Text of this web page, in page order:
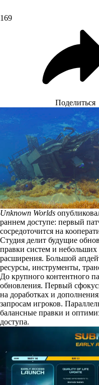
169
Поделиться
Unknown Worlds
раннем доступе: первый
сосредоточится на
Студия делит будущие
правки систем и
расширения. Большой
ресурсы, инструменты,
До крупного контентного
обновления. Первый
на доработках и
запросам игроков.
балансные правки и
доступа.